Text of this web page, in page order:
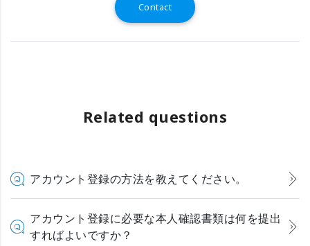
Contact
Related questions
アカウント登録の方法を教えてください。
アカウント登録に必要な本人確認書類は何を提出
すればよいですか？